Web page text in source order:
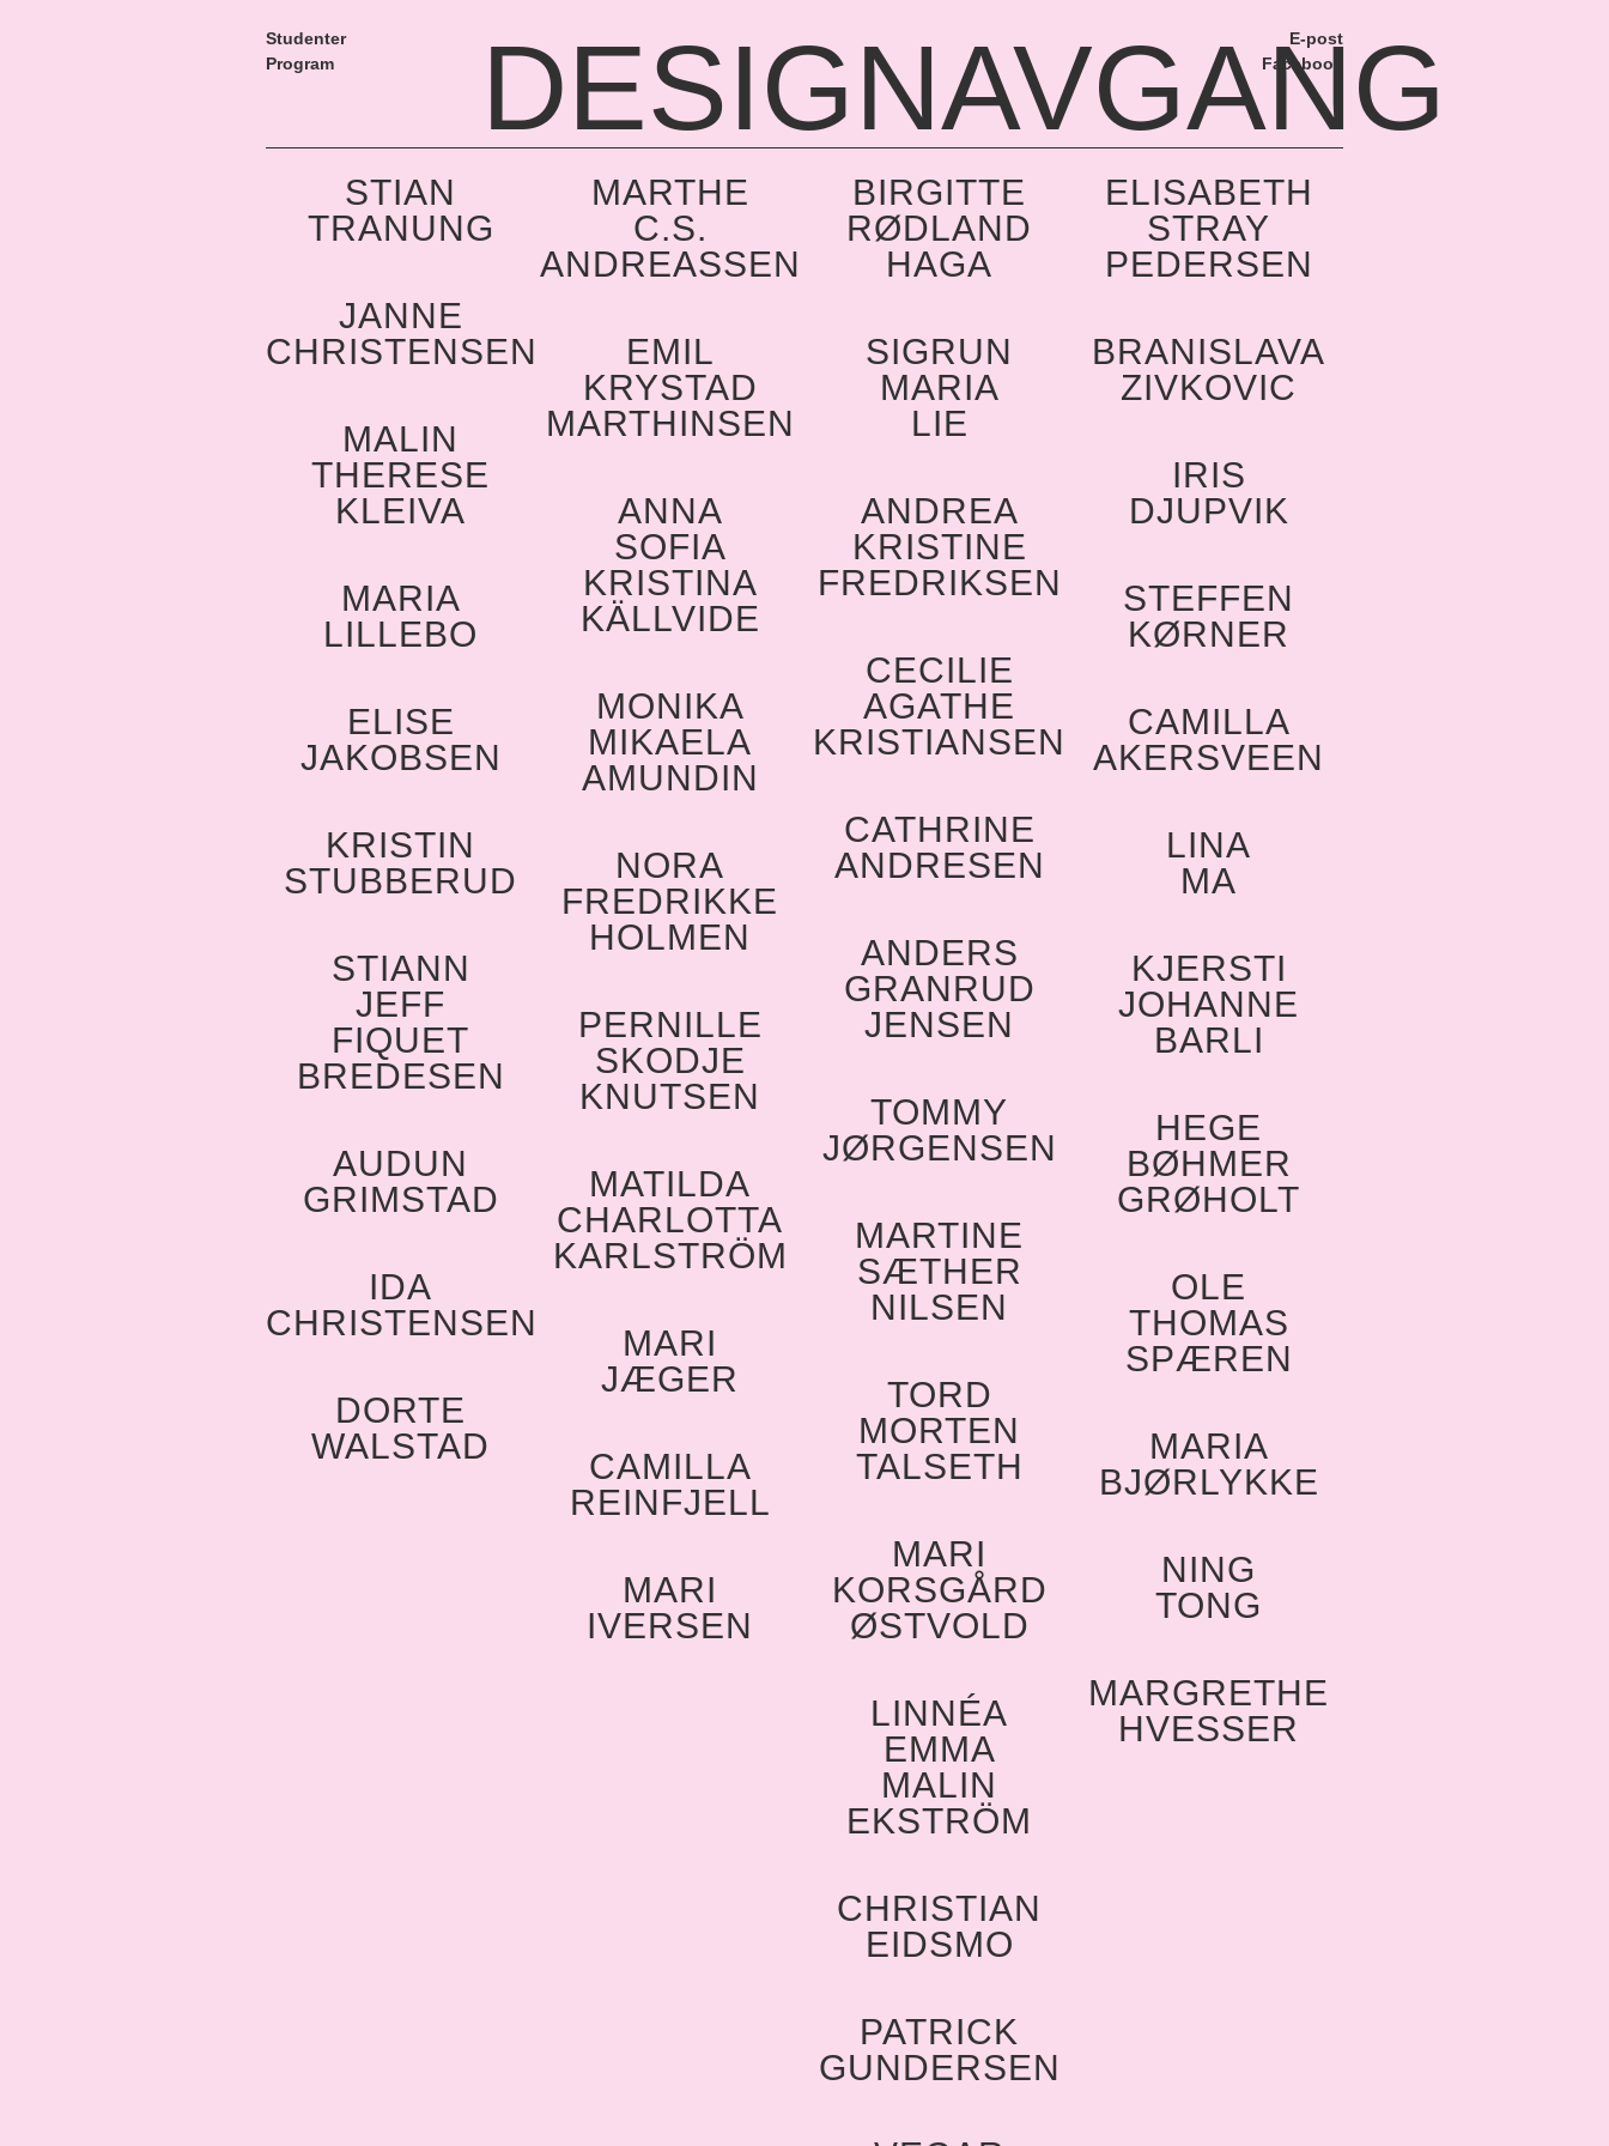
Studenter
Program
DESIGNAVGANG
E-post
Facebook
STIAN
TRANUNG
JANNE
CHRISTENSEN
MALIN
THERESE
KLEIVA
MARIA
LILLEBO
ELISE
JAKOBSEN
KRISTIN
STUBBERUD
STIANN
JEFF
FIQUET
BREDESEN
AUDUN
GRIMSTAD
IDA
CHRISTENSEN
DORTE
WALSTAD
MARTHE
C.S.
ANDREASSEN
EMIL
KRYSTAD
MARTHINSEN
ANNA
SOFIA
KRISTINA
KÄLLVIDE
MONIKA
MIKAELA
AMUNDIN
NORA
FREDRIKKE
HOLMEN
PERNILLE
SKODJE
KNUTSEN
MATILDA
CHARLOTTA
KARLSTRÖM
MARI
JÆGER
CAMILLA
REINFJELL
MARI
IVERSEN
BIRGITTE
RØDLAND
HAGA
SIGRUN
MARIA
LIE
ANDREA
KRISTINE
FREDRIKSEN
CECILIE
AGATHE
KRISTIANSEN
CATHRINE
ANDRESEN
ANDERS
GRANRUD
JENSEN
TOMMY
JØRGENSEN
MARTINE
SÆTHER
NILSEN
TORD
MORTEN
TALSETH
MARI
KORSGÅRD
ØSTVOLD
LINNÉA
EMMA
MALIN
EKSTRÖM
CHRISTIAN
EIDSMO
PATRICK
GUNDERSEN
ELISABETH
STRAY
PEDERSEN
BRANISLAVA
ZIVKOVIC
IRIS
DJUPVIK
STEFFEN
KØRNER
CAMILLA
AKERSVEEN
LINA
MA
KJERSTI
JOHANNE
BARLI
HEGE
BØHMER
GRØHOLT
OLE
THOMAS
SPÆREN
MARIA
BJØRLYKKE
NING
TONG
MARGRETHE
HVESSER